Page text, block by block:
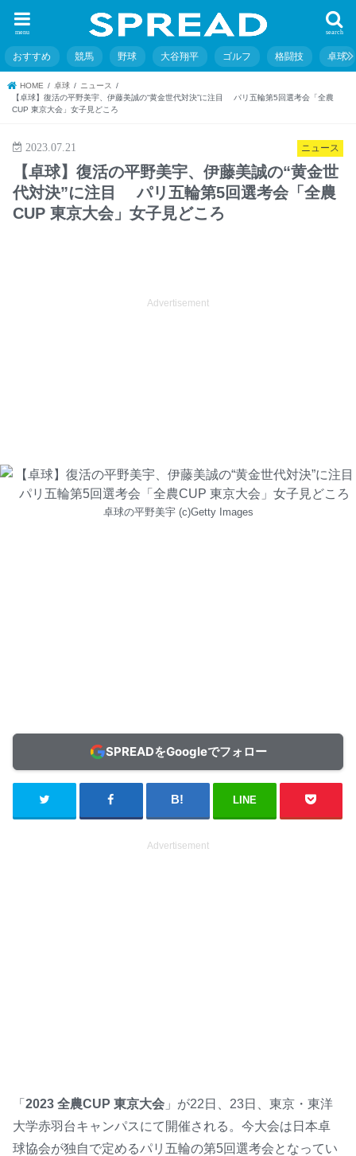
search
menu
おすすめ 競馬 野球 大谷翔平 ゴルフ 格闘技 卓球
HOME 卓球
ニュース
【卓球】復活の平野美宇、伊藤美誠の“黄金世代対決”に注目 パリ五輪第5回選考会「全農
CUP 東京大会」女子見どころ
ニュース
2023.07.21
【卓球】復活の平野美宇、伊藤美誠の“黄金世
代対決”に注目 パリ五輪第5回選考会「全農
CUP 東京大会」女子見どころ
Advertisement
卓球の平野美宇 (c)Getty Images
SPREADをGoogleでフォロー
LINE
Advertisement
「2023 全農CUP 東京大会 」が22日、23日、東京・東洋
大学赤羽台キャンパスにて開催される。今大会は日本卓
球協会が独自で定めるパリ五輪の第5回選考会となってい